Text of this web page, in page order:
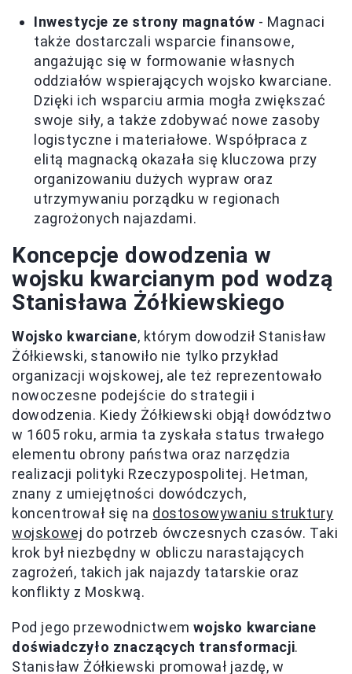
Inwestycje ze strony magnatów - Magnaci
także dostarczali wsparcie finansowe,
angażując się w formowanie własnych
oddziałów wspierających wojsko kwarciane.
Dzięki ich wsparciu armia mogła zwiększać
swoje siły, a także zdobywać nowe zasoby
logistyczne i materiałowe. Współpraca z
elitą magnacką okazała się kluczowa przy
organizowaniu dużych wypraw oraz
utrzymywaniu porządku w regionach
zagrożonych najazdami.
Koncepcje dowodzenia w
wojsku kwarcianym pod wodzą
Stanisława Żółkiewskiego
Wojsko kwarciane, którym dowodził Stanisław
Żółkiewski, stanowiło nie tylko przykład
organizacji wojskowej, ale też reprezentowało
nowoczesne podejście do strategii i
dowodzenia. Kiedy Żółkiewski objął dowództwo
w 1605 roku, armia ta zyskała status trwałego
elementu obrony państwa oraz narzędzia
realizacji polityki Rzeczypospolitej. Hetman,
znany z umiejętności dowódczych,
koncentrował się na dostosowywaniu struktury
wojskowej do potrzeb ówczesnych czasów. Taki
krok był niezbędny w obliczu narastających
zagrożeń, takich jak najazdy tatarskie oraz
konflikty z Moskwą.
Pod jego przewodnictwemwojsko kwarciane
doświadczyło znaczących transformacji.
Stanisław Żółkiewski promował jazdę, w